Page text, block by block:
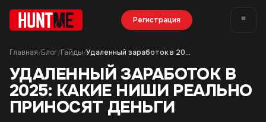
Регистрация
Главная/Блог/Гайды/ Удаленный заработок в 2025: какие ниши реально приносят деньги
УДАЛЕННЫЙ ЗАРАБОТОК В
2025: КАКИЕ НИШИ РЕАЛЬНО
ПРИНОСЯТ ДЕНЬГИ